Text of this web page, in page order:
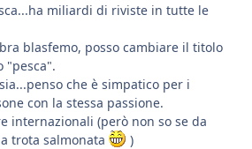
miliardi di riviste in tutte le
blasfemo, posso cambiare il titolo
"pesca".
che è simpatico per i
con la stessa passione.
internazionali (però non so se da
trota salmonata
)